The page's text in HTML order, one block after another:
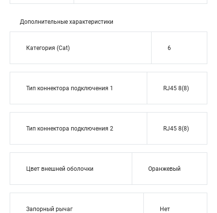
Дополнительные характеристики
Категория (Cat) 6
Тип коннектора подключения 1 RJ45 8(8)
Тип коннектора подключения 2 RJ45 8(8)
Цвет внешней оболочки Оранжевый
Запорный рычаг Нет